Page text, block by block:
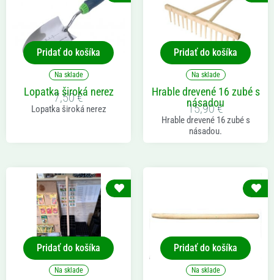
Pridať do košíka
Na sklade
Lopatka široká nerez
7,50€
Lopatka široká nerez
Pridať do košíka
Na sklade
Hrable drevené 16 zubé s
násadou
15,90€
Hrable drevené 16 zubé s
násadou.
Pridať do košíka
Na sklade
Pridať do košíka
Na sklade